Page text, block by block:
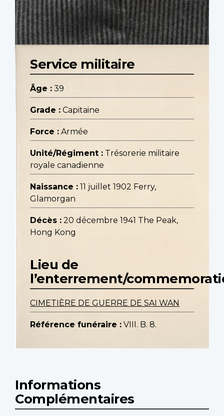
Service militaire
Âge : 39
Grade : Capitaine
Force : Armée
Unité/Régiment : Trésorerie militaire
royale canadienne
Naissance : 11 juillet 1902 Ferry,
Glamorgan
Décès : 20 décembre 1941 The Peak,
Hong Kong
Lieu de
l’enterrement/
CIMETIÈRE DE GUERRE DE SAI WAN
Référence funéraire : VIII. B. 8.
Informations
Complémentaires